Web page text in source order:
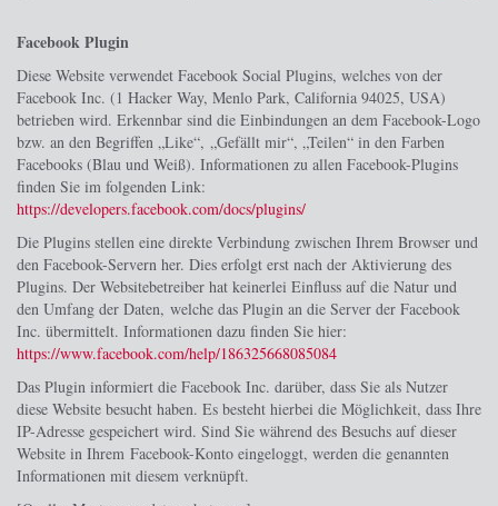
Facebook Plugin
Diese Website verwendet Facebook Social Plugins, welches von der
Facebook Inc. (1 Hacker Way, Menlo Park, California 94025, USA)
betrieben wird. Erkennbar sind die Einbindungen an dem Facebook-Logo
bzw. an den Begriffen „Like“, „Gefällt mir“, „Teilen“ in den Farben
Facebooks (Blau und Weiß). Informationen zu allen Facebook-Plugins
finden Sie im folgenden Link:
https://developers.facebook.com/docs/plugins/
Die Plugins stellen eine direkte Verbindung zwischen Ihrem Browser und
den Facebook-Servern her. Dies erfolgt erst nach der Aktivierung des
Plugins. Der Websitebetreiber hat keinerlei Einfluss auf die Natur und
den Umfang der Daten, welche das Plugin an die Server der Facebook
Inc. übermittelt. Informationen dazu finden Sie hier:
https://www.facebook.com/help/186325668085084
Das Plugin informiert die Facebook Inc. darüber, dass Sie als Nutzer
diese Website besucht haben. Es besteht hierbei die Möglichkeit, dass Ihre
IP-Adresse gespeichert wird. Sind Sie während des Besuchs auf dieser
Website in Ihrem Facebook-Konto eingeloggt, werden die genannten
Informationen mit diesem verknüpft.